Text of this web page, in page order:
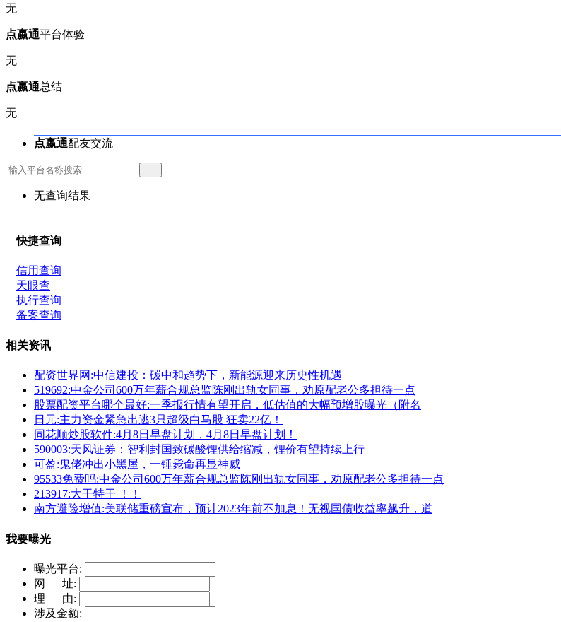
无
点嬴通平台体验
无
点嬴通总结
无
点嬴通配友交流
无查询结果
快捷查询
信用查询
天眼查
执行查询
备案查询
相关资讯
配资世界网:中信建投：碳中和趋势下，新能源迎来历史性机遇
519692:中金公司600万年薪合规总监陈刚出轨女同事，劝原配老公多担待一点
股票配资平台哪个最好:一季报行情有望开启，低估值的大幅预增股曝光（附名
日元:主力资金紧急出逃3只超级白马股 狂卖22亿！
同花顺炒股软件:4月8日早盘计划，4月8日早盘计划！
590003:天风证券：智利封国致碳酸锂供给缩减，锂价有望持续上行
可盈:鬼佬冲出小黑屋，一锤毙命再显神威
95533免费吗:中金公司600万年薪合规总监陈刚出轨女同事，劝原配老公多担待一点
213917:大干特干 ！！
南方避险增值:美联储重磅宣布，预计2023年前不加息！无视国债收益率飙升，道
我要曝光
曝光平台:
网 址:
理 由:
涉及金额: